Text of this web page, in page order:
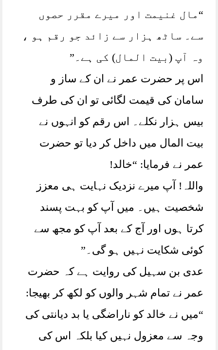
“مال غنیمت اور میرے مقرر حصوں
سے۔ ساٹھ ہزار سے زائد جو رقم ہو ،
وہ آپ (بیت المال) کی ہے۔”
اس پر حضرت عمر نے ان کے ساز و
سامان کی قیمت لگائی تو ان کی طرف
بیس ہزار نکلے۔ اس رقم کو انہوں نے
بیت المال میں داخل کر دیا تو حضرت
عمر نے فرمایا: “خالد!
واللہ! آپ میرے نزدیک نہایت ہی معزز
شخصیت ہیں۔ میں آپ کو بہت پسند
کرتا ہوں اور آج کے بعد آپ کو مجھ سے
کوئی شکایت نہیں ہو گی۔”
عدی بن سہیل کی روایت ہے کہ حضرت
عمر نے تمام شہر والوں کو لکھ کر بھیجا:
“میں نے خالد کو ناراضگی یا بد دیانتی کی
وجہ سے معزول نہیں کیا بلکہ اس کی